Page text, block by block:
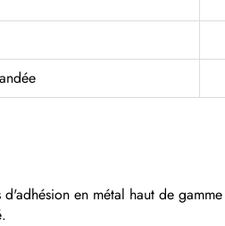
en métal haut de